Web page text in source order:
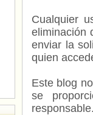
Cualquier
eliminación
enviar la
quien
Este blog
se